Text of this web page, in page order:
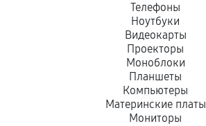
Телефоны
Ноутбуки
Видеокарты
Проекторы
Моноблоки
Планшеты
Компьютеры
Материнские платы
Мониторы